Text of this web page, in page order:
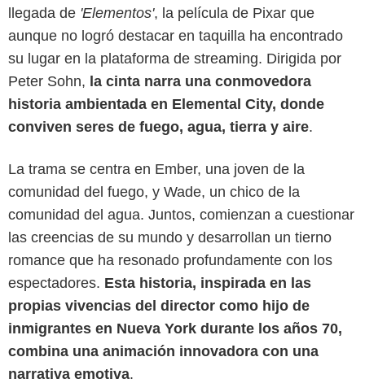
llegada de 'Elementos', la película de Pixar que
aunque no logró destacar en taquilla ha encontrado
su lugar en la plataforma de streaming. Dirigida por
Peter Sohn, la cinta narra una conmovedora
historia ambientada en Elemental City, donde
conviven seres de fuego, agua, tierra y aire.
La trama se centra en Ember, una joven de la
comunidad del fuego, y Wade, un chico de la
comunidad del agua. Juntos, comienzan a cuestionar
las creencias de su mundo y desarrollan un tierno
romance que ha resonado profundamente con los
espectadores. Esta historia, inspirada en las
propias vivencias del director como hijo de
inmigrantes en Nueva York durante los años 70,
combina una animación innovadora con una
narrativa emotiva.